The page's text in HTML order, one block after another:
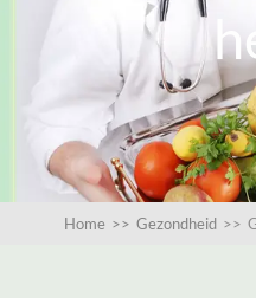
Home >> Gezondheid >>